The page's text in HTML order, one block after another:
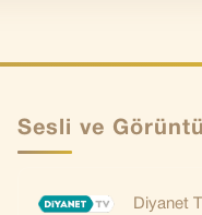
Sesli ve
Diyanet